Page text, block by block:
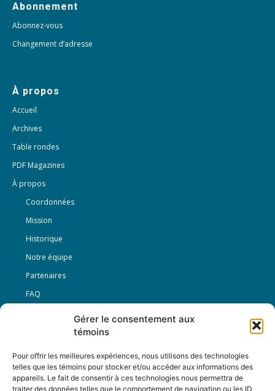
Gérer le consentement aux
témoins
Pour offrir les meilleures expériences, nous utilisons des technologies
telles que les témoins pour stocker et/ou accéder aux informations des
appareils. Le fait de consentir à ces technologies nous permettra de
traiter des données telles que le comportement de navigation ou les ID
Abonnement
Abonnez-vous
Changement d’adresse
À propos
Accueil
Archives
Table rondes
PDF Magazines
À propos
Coordonnées
Mission
Historique
Notre équipe
Partenaires
FAQ
Conditions générales
Nous Suivre